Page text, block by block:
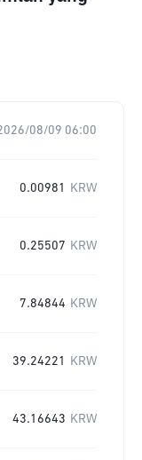
08/09 06:00
0.00981 KRW
0.25507 KRW
7.84844 KRW
39.24221 KRW
43.16643 KRW